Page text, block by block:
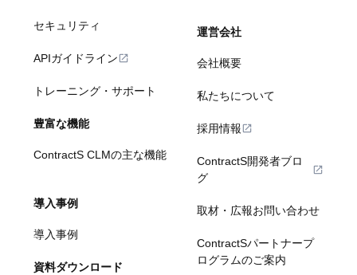
セキュリティ
APIガイドライン
トレーニング・サポート
豊富な機能
ContractS CLMの主な機能
導入事例
導入事例
資料ダウンロード
運営会社
会社概要
私たちについて
採用情報
ContractS開発者ブロ
グ
取材・広報お問い合わせ
ContractSパートナープ
ログラムのご案内